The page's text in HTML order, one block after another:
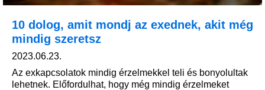
10 dolog, amit mondj az exednek, akit még
mindig szeretsz
2023.06.23.
Az exkapcsolatok mindig érzelmekkel teli és bonyolultak
lehetnek. Előfordulhat, hogy még mindig érzelmeket